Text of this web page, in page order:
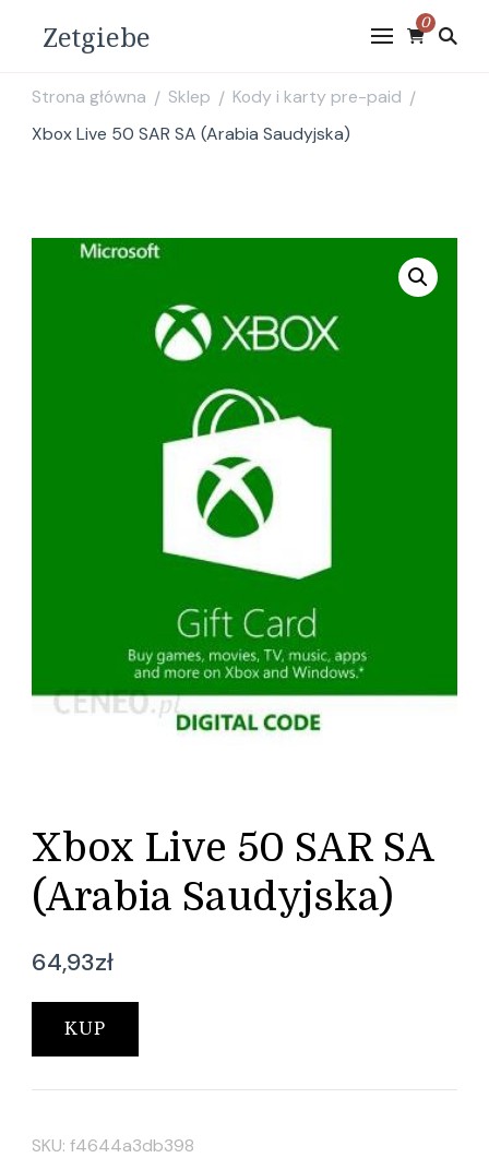
Zetgiebe 0
Strona główna / Sklep / Kody i karty pre-paid /
Xbox Live 50 SAR SA (Arabia Saudyjska)
Xbox Live 50 SAR SA
(Arabia Saudyjska)
64,93zł
KUP
SKU: f4644a3db398